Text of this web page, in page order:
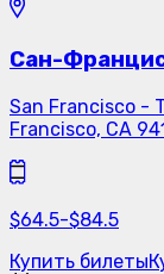
Сан-
San Francisco -
Francisco, CA
$64.5-$84.5
Купить билеты